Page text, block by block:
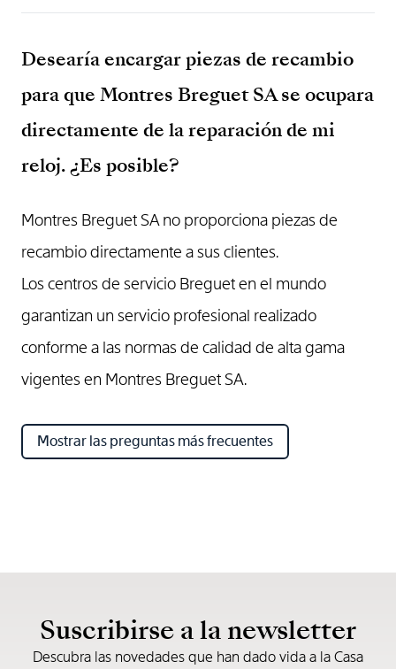
Desearía encargar piezas de recambio
para que Montres Breguet SA se ocupara
directamente de la reparación de mi
reloj. ¿Es posible?
Montres Breguet SA no proporciona piezas de
recambio directamente a sus clientes.
Los centros de servicio Breguet en el mundo
garantizan un servicio profesional realizado
conforme a las normas de calidad de alta gama
vigentes en Montres Breguet SA.
Mostrar las preguntas más frecuentes
Suscribirse a la newsletter
Descubra las novedades que han dado vida a la Casa